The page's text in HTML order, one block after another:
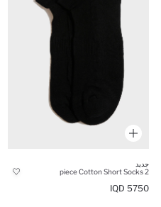
جديد
2 piece Cotton Short Socks
5750 IQD